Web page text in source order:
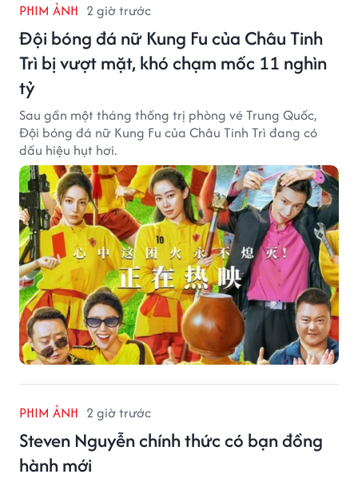
PHIM ẢNH 2 giờ trước
Đội bóng đá nữ Kung Fu của Châu Tinh
Trì bị vượt mặt, khó chạm mốc 11 nghìn
tỷ
Sau gần một tháng thống trị phòng vé Trung Quốc,
Đội bóng đá nữ Kung Fu của Châu Tinh Trì đang có
dấu hiệu hụt hơi.
PHIM ẢNH 2 giờ trước
Steven Nguyễn chính thức có bạn đồng
hành mới